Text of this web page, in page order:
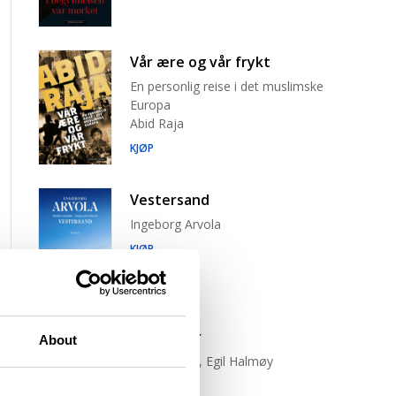
About
Vår ære og vår frykt
En personlig reise i det muslimske
Europa
Abid Raja
KJØP
Vestersand
Ingeborg Arvola
KJØP
Trist tiger
Neige Sinno, Egil Halmøy